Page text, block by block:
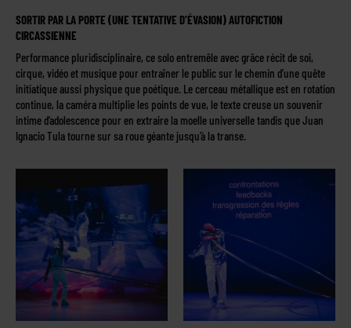
SORTIR PAR LA PORTE (UNE TENTATIVE D’ÉVASION) AUTOFICTION
CIRCASSIENNE
Performance pluridisciplinaire, ce solo entremêle avec grâce récit de soi,
cirque, vidéo et musique pour entraîner le public sur le chemin d’une quête
initiatique aussi physique que poétique. Le cerceau métallique est en rotation
continue, la caméra multiplie les points de vue, le texte creuse un souvenir
intime d’adolescence pour en extraire la moelle universelle tandis que Juan
Ignacio Tula tourne sur sa roue géante jusqu’à la transe.